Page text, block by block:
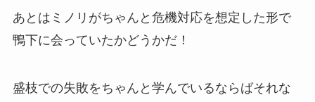
あとはミノリがちゃんと危機対応を想定した形で
鴨下に会っていたかどうかだ！
盛枝での失敗をちゃんと学んでいるならばそれな